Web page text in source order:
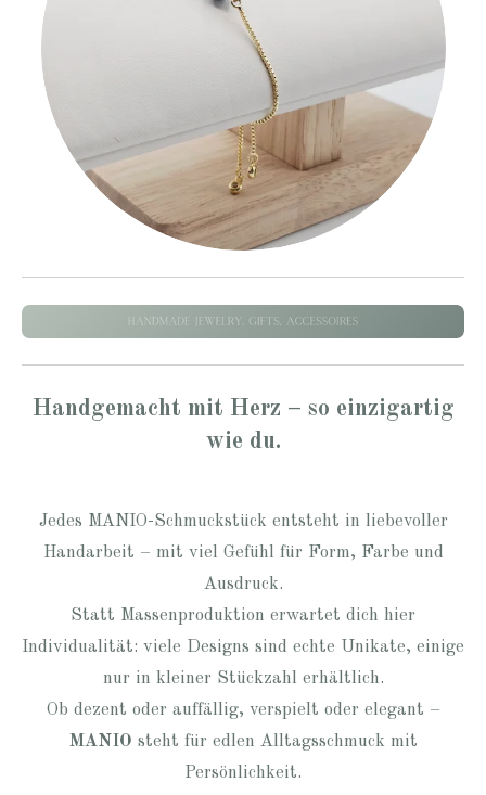
Handgemacht mit Herz – so einzigartig
wie du.
Jedes MANIO-Schmuckstück entsteht in liebevoller
Handarbeit – mit viel Gefühl für Form, Farbe und
Ausdruck.
Statt Massenproduktion erwartet dich hier
Individualität: viele Designs sind echte Unikate, einige
nur in kleiner Stückzahl erhältlich.
Ob dezent oder auffällig, verspielt oder elegant –
MANIO steht für edlen Alltagsschmuck mit
Persönlichkeit.